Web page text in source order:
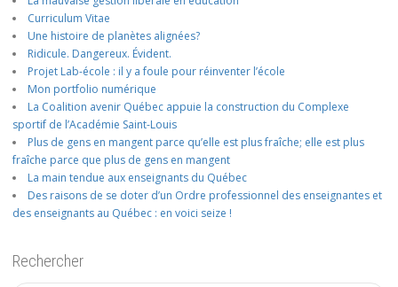
Curriculum Vitae
Une histoire de planètes alignées?
Ridicule. Dangereux. Évident.
Projet Lab-école : il y a foule pour réinventer l’école
Mon portfolio numérique
La Coalition avenir Québec appuie la construction du Complexe
sportif de l’Académie Saint-Louis
Plus de gens en mangent parce qu’elle est plus fraîche; elle est plus
fraîche parce que plus de gens en mangent
La main tendue aux enseignants du Québec
Des raisons de se doter d’un Ordre professionnel des enseignantes et
des enseignants au Québec : en voici seize !
Rechercher